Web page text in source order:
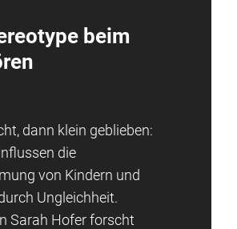
beim
dann klein geblieben:
die
von Kindern und
Ungleichheit.
Sarah Hofer forscht